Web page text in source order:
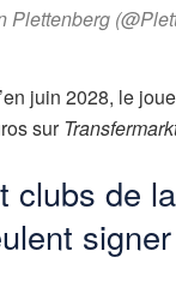
juin 2028, le
sur
clubs de